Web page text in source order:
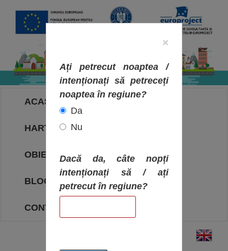
ACASA
HARTA OBIECTIVELOR
OBIECTIVE
BLOG
CONTACT
×
Ați petrecut noaptea /
intenționați să petreceți
noaptea în regiune?
Da
Nu
Dacă da, câte nopți
intenționați să / ați
petrecut în regiune?